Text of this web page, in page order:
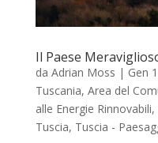
Il Paese
da Adrian Moss | Gen
Tuscania, Area del
alle Energie Rinnovabili,
Tuscia, Tuscia -